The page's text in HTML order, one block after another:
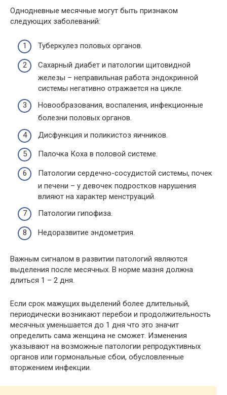
Однодневные месячные могут быть признаком
следующих заболеваний:
Туберкулез половых органов.
Сахарный диабет и патологии щитовидной
железы – неправильная работа эндокринной
системы негативно отражается на цикле.
Новообразования, воспаления, инфекционные
болезни половых органов.
Дисфункция и поликистоз яичников.
Палочка Коха в половой системе.
Патологии сердечно-сосудистой системы, почек
и печени – у девочек подростков нарушения
влияют на характер менструаций.
Патологии гипофиза.
Недоразвитие эндометрия.
Важным сигналом в развитии патологий являются
выделения после месячных. В норме мазня должна
длиться 1 – 2 дня.
Если срок мажущих выделений более длительный,
периодически возникают перебои и продолжительность
месячных уменьшается до 1 дня что это значит
определить сама женщина не сможет. Изменения
указывают на возможные патологии репродуктивных
органов или гормональные сбои, обусловленные
вторжением инфекции.